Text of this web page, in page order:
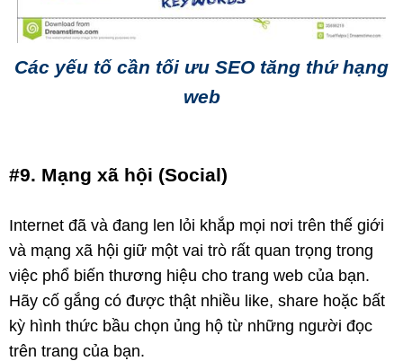
Các yếu tố cần tối ưu SEO tăng thứ hạng
web
#9. Mạng xã hội (Social)
Internet đã và đang len lỏi khắp mọi nơi trên thế giới
và mạng xã hội giữ một vai trò rất quan trọng trong
việc phổ biến thương hiệu cho trang web của bạn.
Hãy cố gắng có được thật nhiều like, share hoặc bất
kỳ hình thức bầu chọn ủng hộ từ những người đọc
trên trang của bạn.